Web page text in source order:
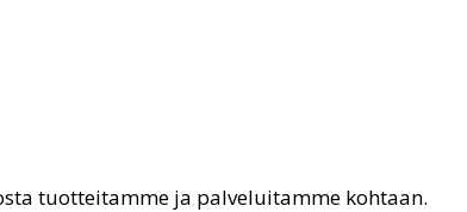
tuotteitamme ja palveluitamme kohtaan.